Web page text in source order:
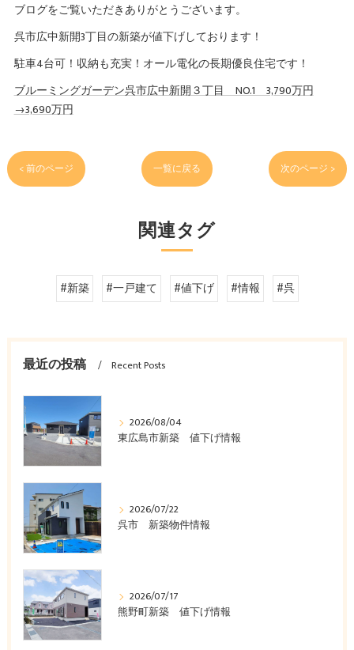
ブログをご覧いただきありがとうございます。
呉市広中新開3丁目の新築が値下げしております！
駐車4台可！収納も充実！オール電化の長期優良住宅です！
ブルーミングガーデン呉市広中新開３丁目 NO.1 3,790万円
→3,690万円
< 前のページ 一覧に戻る 次のページ >
関連タグ
#新築 #一戸建て #値下げ #情報 #呉
最近の投稿 Recent Posts
2026/08/04
東広島市新築 値下げ情報
2026/07/22
呉市 新築物件情報
2026/07/17
熊野町新築 値下げ情報